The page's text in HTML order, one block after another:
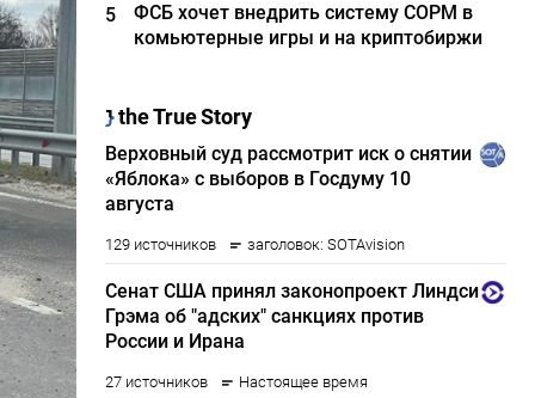
5
ФСБ хочет внедрить систему СОРМ в
комьютерные игры и на криптобиржи